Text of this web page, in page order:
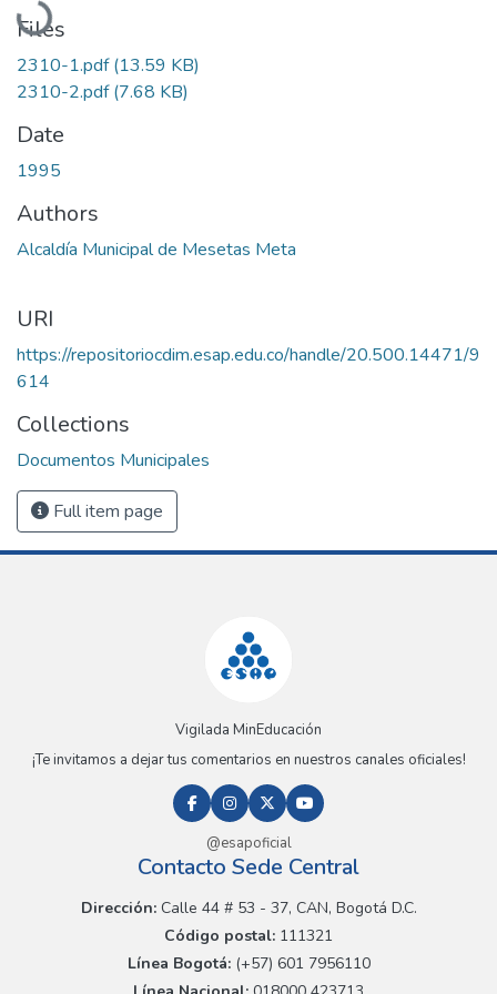
Files
2310-1.pdf(13.59 KB)
2310-2.pdf(7.68 KB)
Date
1995
Authors
Alcaldía Municipal de Mesetas Meta
URI
https://repositoriocdim.esap.edu.co/handle/20.500.14471/9
614
Collections
Documentos Municipales
Full item page
Vigilada MinEducación
¡Te invitamos a dejar tus comentarios en nuestros canales oficiales!
@esapoficial
Contacto Sede Central
Dirección:Calle 44 # 53 - 37, CAN, Bogotá D.C.
Código postal: 111321
Línea Bogotá:(+57) 601 7956110